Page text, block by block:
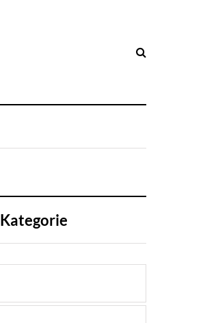
Kategorie